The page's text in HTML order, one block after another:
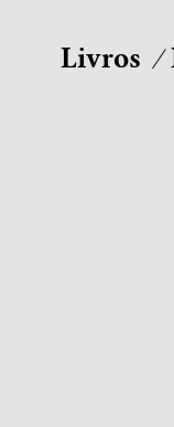
Livros